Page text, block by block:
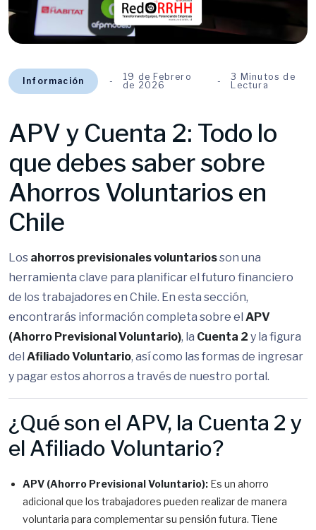
Información
19 de Febrero
de 2026
3 Minutos de
Lectura
APV y Cuenta 2: Todo lo
que debes saber sobre
Ahorros Voluntarios en
Chile
Los ahorros previsionales voluntariosson una
herramienta clave para planificar el futuro financiero
de los trabajadores en Chile. En esta sección,
encontrarás información completa sobre el APV
(Ahorro Previsional Voluntario), la Cuenta 2 y la figura
del Afiliado Voluntario, así como las formas de ingresar
y pagar estos ahorros a través de nuestro portal.
¿Qué son el APV, la Cuenta 2 y
el Afiliado Voluntario?
APV (Ahorro Previsional Voluntario): Es un ahorro
adicional que los trabajadores pueden realizar de manera
voluntaria para complementar su pensión futura. Tiene